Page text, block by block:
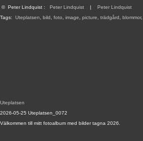
© Peter Lindquist : Peter Lindquist | Peter Lindquist
Tags: Uteplatsen bild foto image picture trädgård blommor,
Uteplatsen
2026-05-25 Uteplatsen_0072
Välkommen till mitt fotoalbum med bilder tagna 2026.